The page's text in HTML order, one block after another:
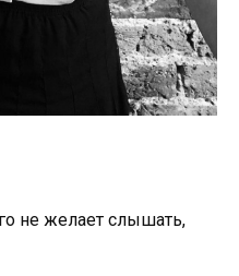
не желает слышать,